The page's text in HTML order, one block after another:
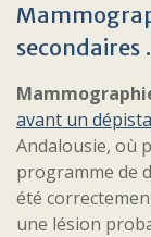
secondaires
avant un
Andalousie, où
programme de
été
une lésion